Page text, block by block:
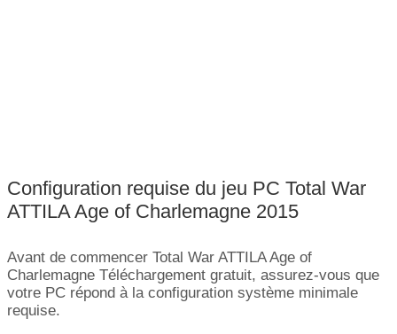
Configuration requise du jeu PC Total War
ATTILA Age of Charlemagne 2015
Avant de commencer Total War ATTILA Age of
Charlemagne Téléchargement gratuit, assurez-vous que
votre PC répond à la configuration système minimale
requise.